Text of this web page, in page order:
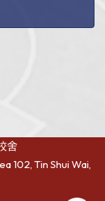
舍
102, Tin Shui Wai,